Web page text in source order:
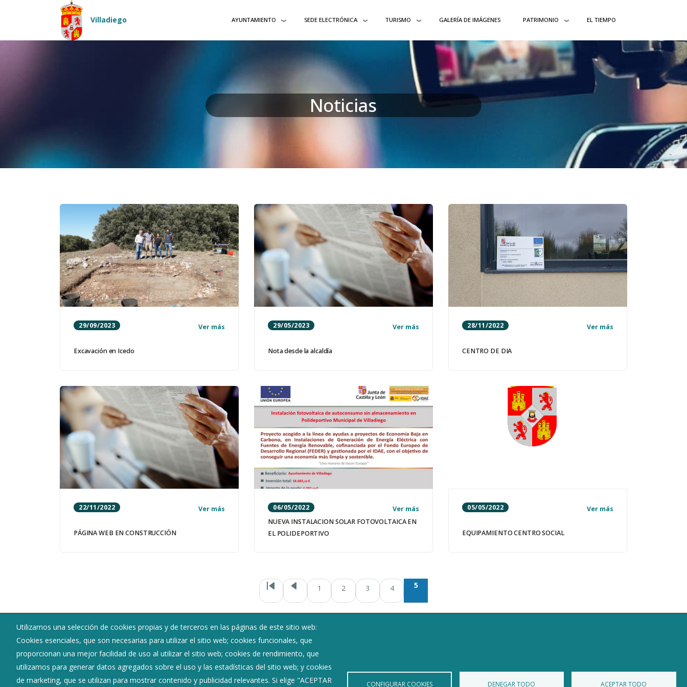
Pasar al contenido principal
Villadiego AYUNTAMIENTO SEDE ELECTRÓNICA TURISMO GALERÍA DE IMÁGENES PATRIMONIO EL TIEMPO
Noticias
29/09/2023 Ver más
Excavación en Icedo
29/05/2023 Ver más
Nota desde la alcaldía
28/11/2022 Ver más
CENTRO DE DIA
22/11/2022 Ver más
PÁGINA WEB EN CONSTRUCCIÓN
06/05/2022
Ver más
NUEVA INSTALACION SOLAR FOTOVOLTAICA EN
EL POLIDEPORTIVO
05/05/2022 Ver más
EQUIPAMIENTO CENTRO SOCIAL
Paginación
1 2 3 4 5
Utilizamos una selección de cookies propias y de terceros en las páginas de este sitio web:
Cookies esenciales, que son necesarias para utilizar el sitio web; cookies funcionales, que
proporcionan una mejor facilidad de uso al utilizar el sitio web; cookies de rendimiento, que
utilizamos para generar datos agregados sobre el uso y las estadísticas del sitio web; y cookies
de marketing, que se utilizan para mostrar contenido y publicidad relevantes. Si elige "ACEPTAR
CONFIGURAR COOKIES DENEGAR TODO ACEPTAR TODO
Ayuntamiento de Villadiego
: Plaza Mayor nº 1 - 09120
: 947 36 17 00
: villadiego@diputaciondeburgos.net
Corporación Municipal
Teléfonos de interés